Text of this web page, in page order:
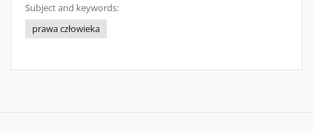
Subject and keywords:
prawa człowieka